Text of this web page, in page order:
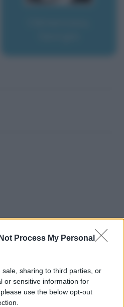
Process My Personal
sharing to third parties, or
or sensitive information for
use the below opt-out
BELLE via e-mail